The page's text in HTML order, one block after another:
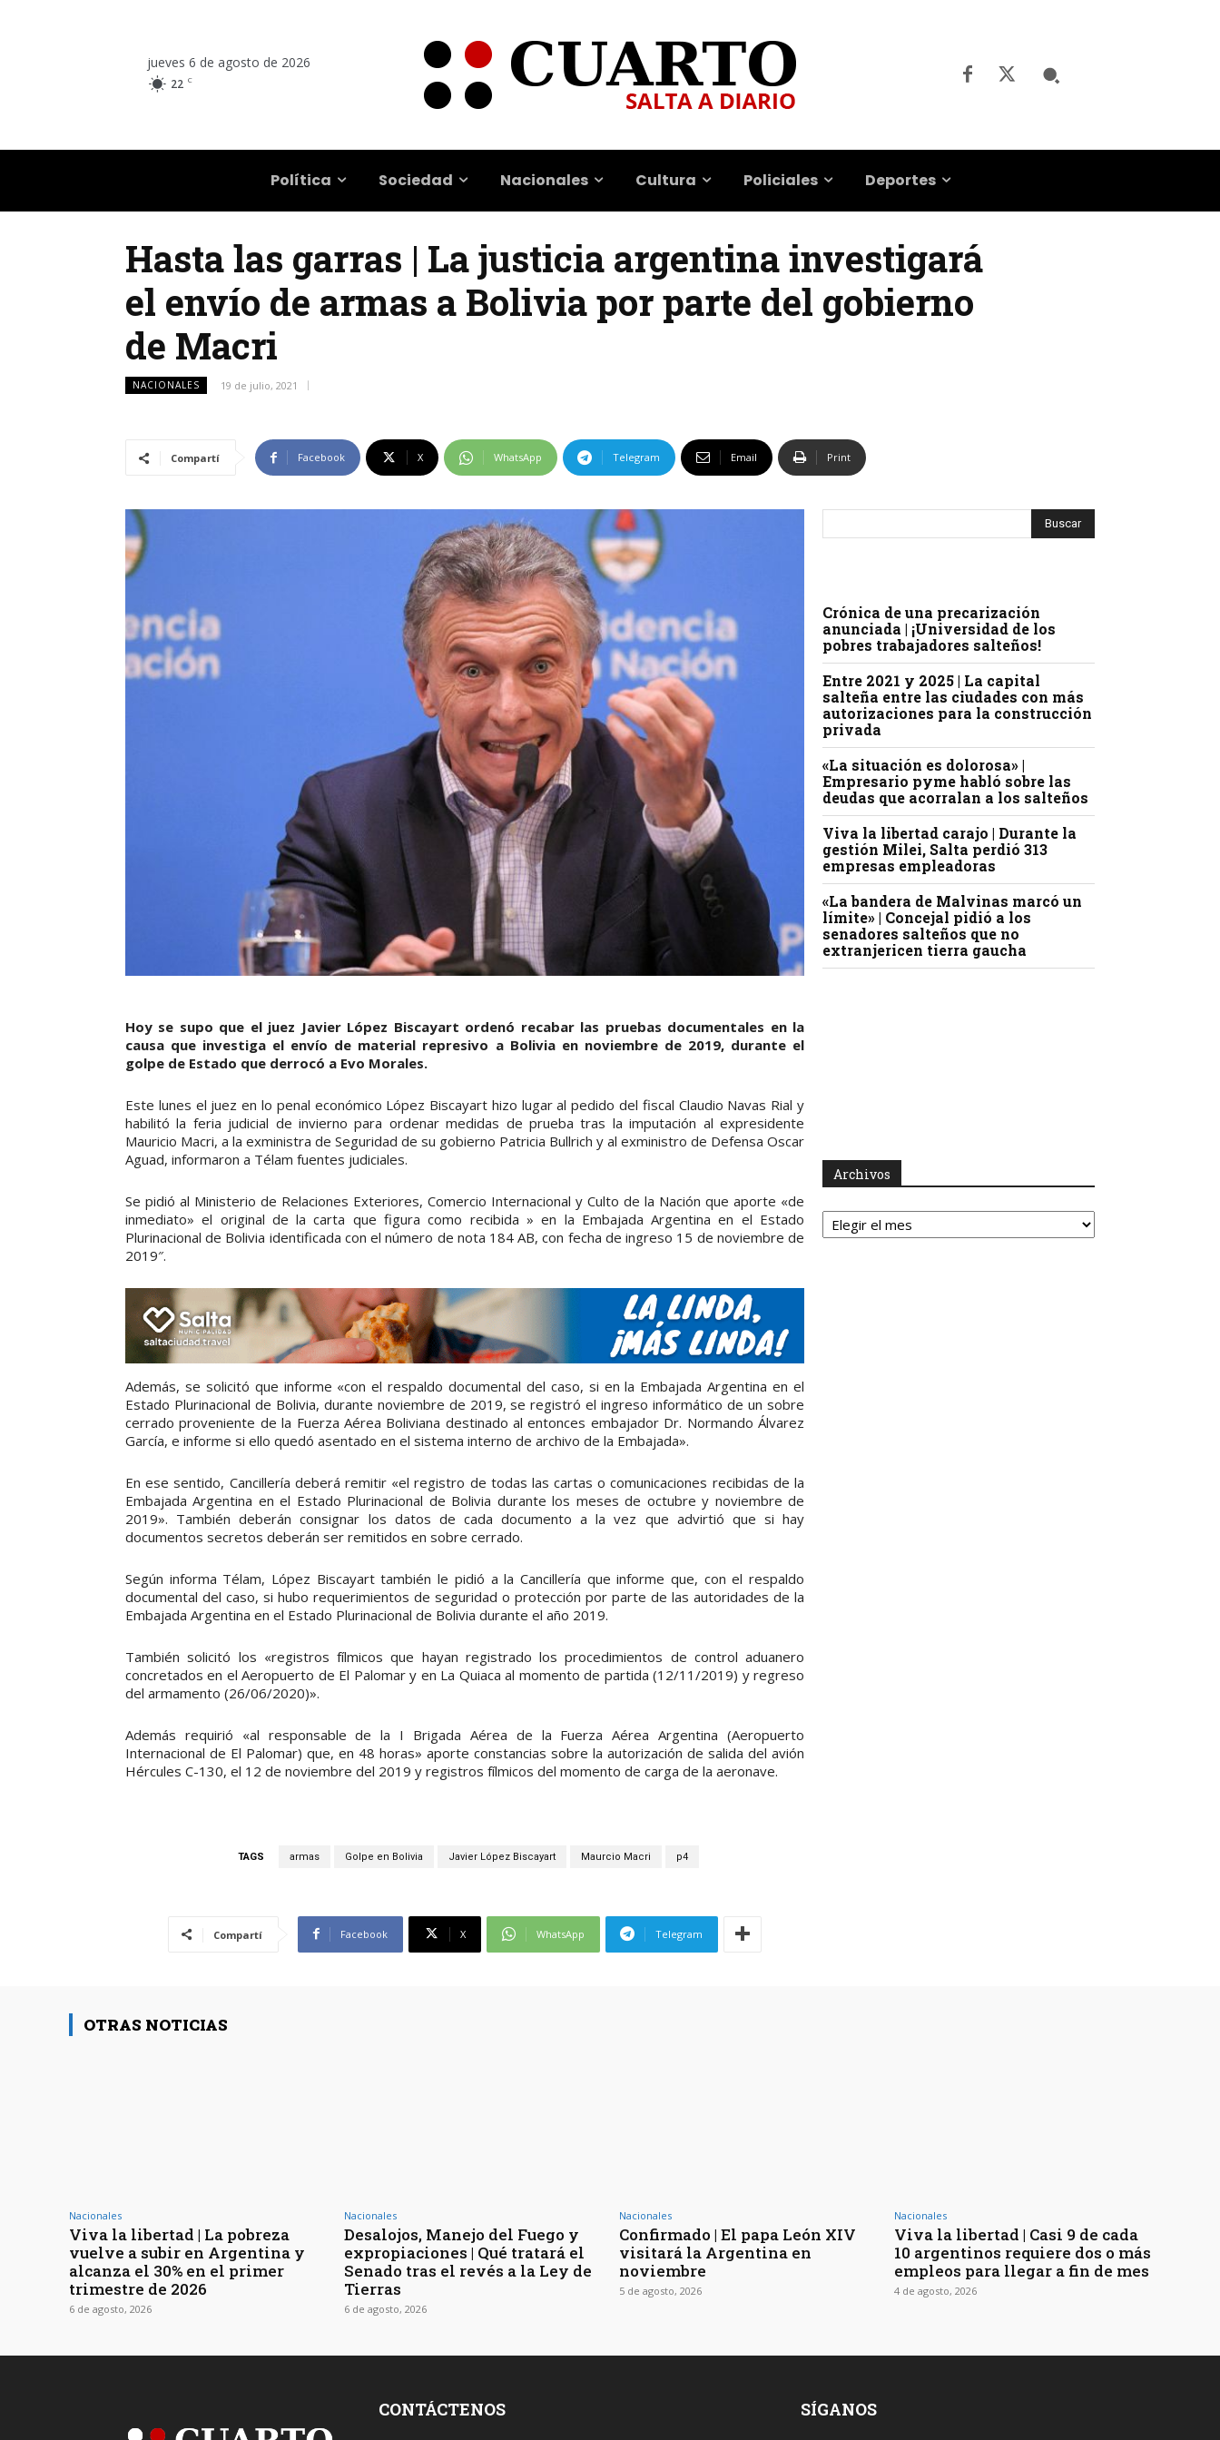
jueves 6 de agosto de 2026
22 C
Política Sociedad Nacionales Cultura Policiales Deportes
Hasta las garras | La justicia argentina investigará
el envío de armas a Bolivia por parte del gobierno
de Macri
NACIONALES 19 de julio, 2021
Compartí Facebook X WhatsApp Telegram Email Print
Hoy se supo que el juez Javier López Biscayart ordenó recabar las pruebas documentales en la
causa que investiga el envío de material represivo a Bolivia en noviembre de 2019, durante el
golpe de Estado que derrocó a Evo Morales.
Este lunes el juez en lo penal económico López Biscayart hizo lugar al pedido del fiscal Claudio Navas Rial y
habilitó la feria judicial de invierno para ordenar medidas de prueba tras la imputación al expresidente
Mauricio Macri, a la exministra de Seguridad de su gobierno Patricia Bullrich y al exministro de Defensa Oscar
Aguad, informaron a Télam fuentes judiciales.
Se pidió al Ministerio de Relaciones Exteriores, Comercio Internacional y Culto de la Nación que aporte «de
inmediato» el original de la carta que figura como recibida » en la Embajada Argentina en el Estado
Plurinacional de Bolivia identificada con el número de nota 184 AB, con fecha de ingreso 15 de noviembre de
2019″.
Además, se solicitó que informe «con el respaldo documental del caso, si en la Embajada Argentina en el
Estado Plurinacional de Bolivia, durante noviembre de 2019, se registró el ingreso informático de un sobre
cerrado proveniente de la Fuerza Aérea Boliviana destinado al entonces embajador Dr. Normando Álvarez
García, e informe si ello quedó asentado en el sistema interno de archivo de la Embajada».
En ese sentido, Cancillería deberá remitir «el registro de todas las cartas o comunicaciones recibidas de la
Embajada Argentina en el Estado Plurinacional de Bolivia durante los meses de octubre y noviembre de
2019». También deberán consignar los datos de cada documento a la vez que advirtió que si hay
documentos secretos deberán ser remitidos en sobre cerrado.
Según informa Télam, López Biscayart también le pidió a la Cancillería que informe que, con el respaldo
documental del caso, si hubo requerimientos de seguridad o protección por parte de las autoridades de la
Embajada Argentina en el Estado Plurinacional de Bolivia durante el año 2019.
También solicitó los «registros fílmicos que hayan registrado los procedimientos de control aduanero
concretados en el Aeropuerto de El Palomar y en La Quiaca al momento de partida (12/11/2019) y regreso
del armamento (26/06/2020)».
Además requirió «al responsable de la I Brigada Aérea de la Fuerza Aérea Argentina (Aeropuerto
Internacional de El Palomar) que, en 48 horas» aporte constancias sobre la autorización de salida del avión
Hércules C-130, el 12 de noviembre del 2019 y registros fílmicos del momento de carga de la aeronave.
TAGS armas Golpe en Bolivia Javier López Biscayart Maurcio Macri p4
Compartí Facebook X WhatsApp Telegram
Crónica de una precarización
anunciada | ¡Universidad de los
pobres trabajadores salteños!
Entre 2021 y 2025 | La capital
salteña entre las ciudades con más
autorizaciones para la construcción
privada
«La situación es dolorosa» |
Empresario pyme habló sobre las
deudas que acorralan a los salteños
Viva la libertad carajo | Durante la
gestión Milei, Salta perdió 313
empresas empleadoras
«La bandera de Malvinas marcó un
límite» | Concejal pidió a los
senadores salteños que no
extranjericen tierra gaucha
Archivos
Archivos
OTRAS NOTICIAS
Nacionales
Viva la libertad | La pobreza
vuelve a subir en Argentina y
alcanza el 30% en el primer
trimestre de 2026
6 de agosto, 2026
Nacionales
Desalojos, Manejo del Fuego y
expropiaciones | Qué tratará el
Senado tras el revés a la Ley de
Tierras
6 de agosto, 2026
Nacionales
Confirmado | El papa León XIV
visitará la Argentina en
noviembre
5 de agosto, 2026
Nacionales
Viva la libertad | Casi 9 de cada
10 argentinos requiere dos o más
empleos para llegar a fin de mes
4 de agosto, 2026
CONTÁCTENOS SÍGANOS